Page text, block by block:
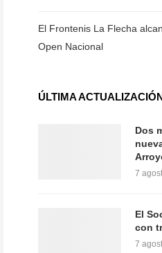
El Frontenis La Flecha
Open Nacional
ÚLTIMA
Dos
7
El
con
7